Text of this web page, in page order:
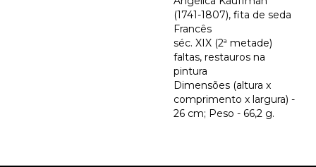
(1741-1807), fita de seda
Francês
séc. XIX (2ª metade)
faltas, restauros na
pintura
Dimensões (altura x
comprimento x largura) -
26 cm; Peso - 66,2 g.